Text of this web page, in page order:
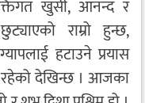
खुसी, आनन्द र
राम्रो हुन्छ,
हटाउने प्रयास
रहेको देखिन्छ । आजका